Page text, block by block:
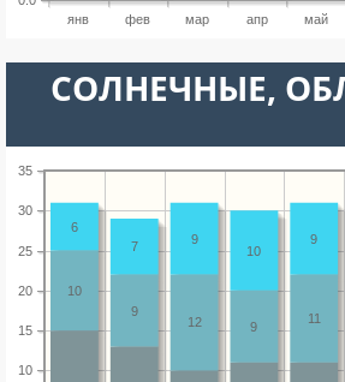
янв фев мар апр май
CОЛНЕЧНЫЕ,
10
15
20
25
30
35
11
9
12
9
10
9
10
9
7
6